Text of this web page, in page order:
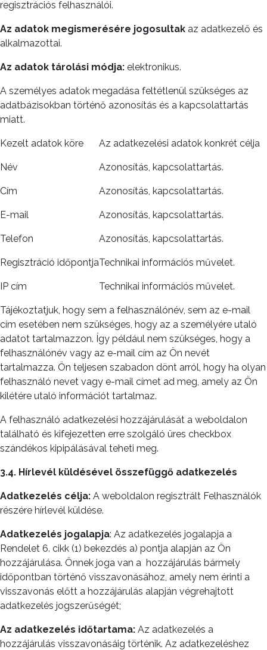
regisztrációs felhasználói.
Az adatok megismerésére jogosultak az adatkezelő és
alkalmazottai.
Az adatok tárolási módja: elektronikus.
A személyes adatok megadása feltétlenül szükséges az
adatbázisokban történő azonosítás és a kapcsolattartás
miatt.
Kezelt adatok köre Az adatkezelési adatok konkrét célja
Név Azonosítás, kapcsolattartás.
Cím Azonosítás, kapcsolattartás.
E-mail Azonosítás, kapcsolattartás.
Telefon Azonosítás, kapcsolattartás.
Regisztráció időpontjaTechnikai információs művelet.
IP cím Technikai információs művelet.
Tájékoztatjuk, hogy sem a felhasználónév, sem az e-mail
cím esetében nem szükséges, hogy az a személyére utaló
adatot tartalmazzon. Így például nem szükséges, hogy a
felhasználónév vagy az e-mail cím az Ön nevét
tartalmazza. Ön teljesen szabadon dönt arról, hogy ha olyan
felhasználó nevet vagy e-mail címet ad meg, amely az Ön
kilétére utaló információt tartalmaz.
A felhasználó adatkezelési hozzájárulását a weboldalon
található és kifejezetten erre szolgáló üres checkbox
szándékos kipipálásával teheti meg.
3.4. Hírlevél küldésével összefüggő adatkezelés
Adatkezelés célja: A weboldalon regisztrált Felhasználók
részére hírlevél küldése.
Adatkezelés jogalapja: Az adatkezelés jogalapja a
Rendelet 6. cikk (1) bekezdés a) pontja alapján az Ön
hozzájárulása. Önnek joga van a hozzájárulás bármely
időpontban történő visszavonásához, amely nem érinti a
visszavonás előtt a hozzájárulás alapján végrehajtott
adatkezelés jogszerűségét;
Az adatkezelés időtartama: Az adatkezelés a
hozzájárulás visszavonásáig történik. Az adatkezeléshez